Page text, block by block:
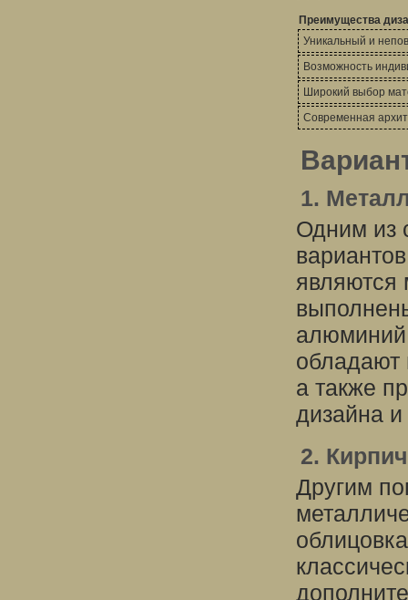
Преимущества
Уникальный и
Возможность
Широкий выбор
Современная
1.
Одним из
являются
обладают
а также
дизайна
2.
Другим